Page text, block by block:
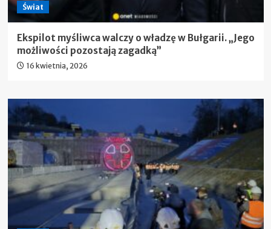
Świat
Ekspilot myśliwca walczy o władzę w Bułgarii. „Jego
możliwości pozostają zagadką”
16 kwietnia, 2026